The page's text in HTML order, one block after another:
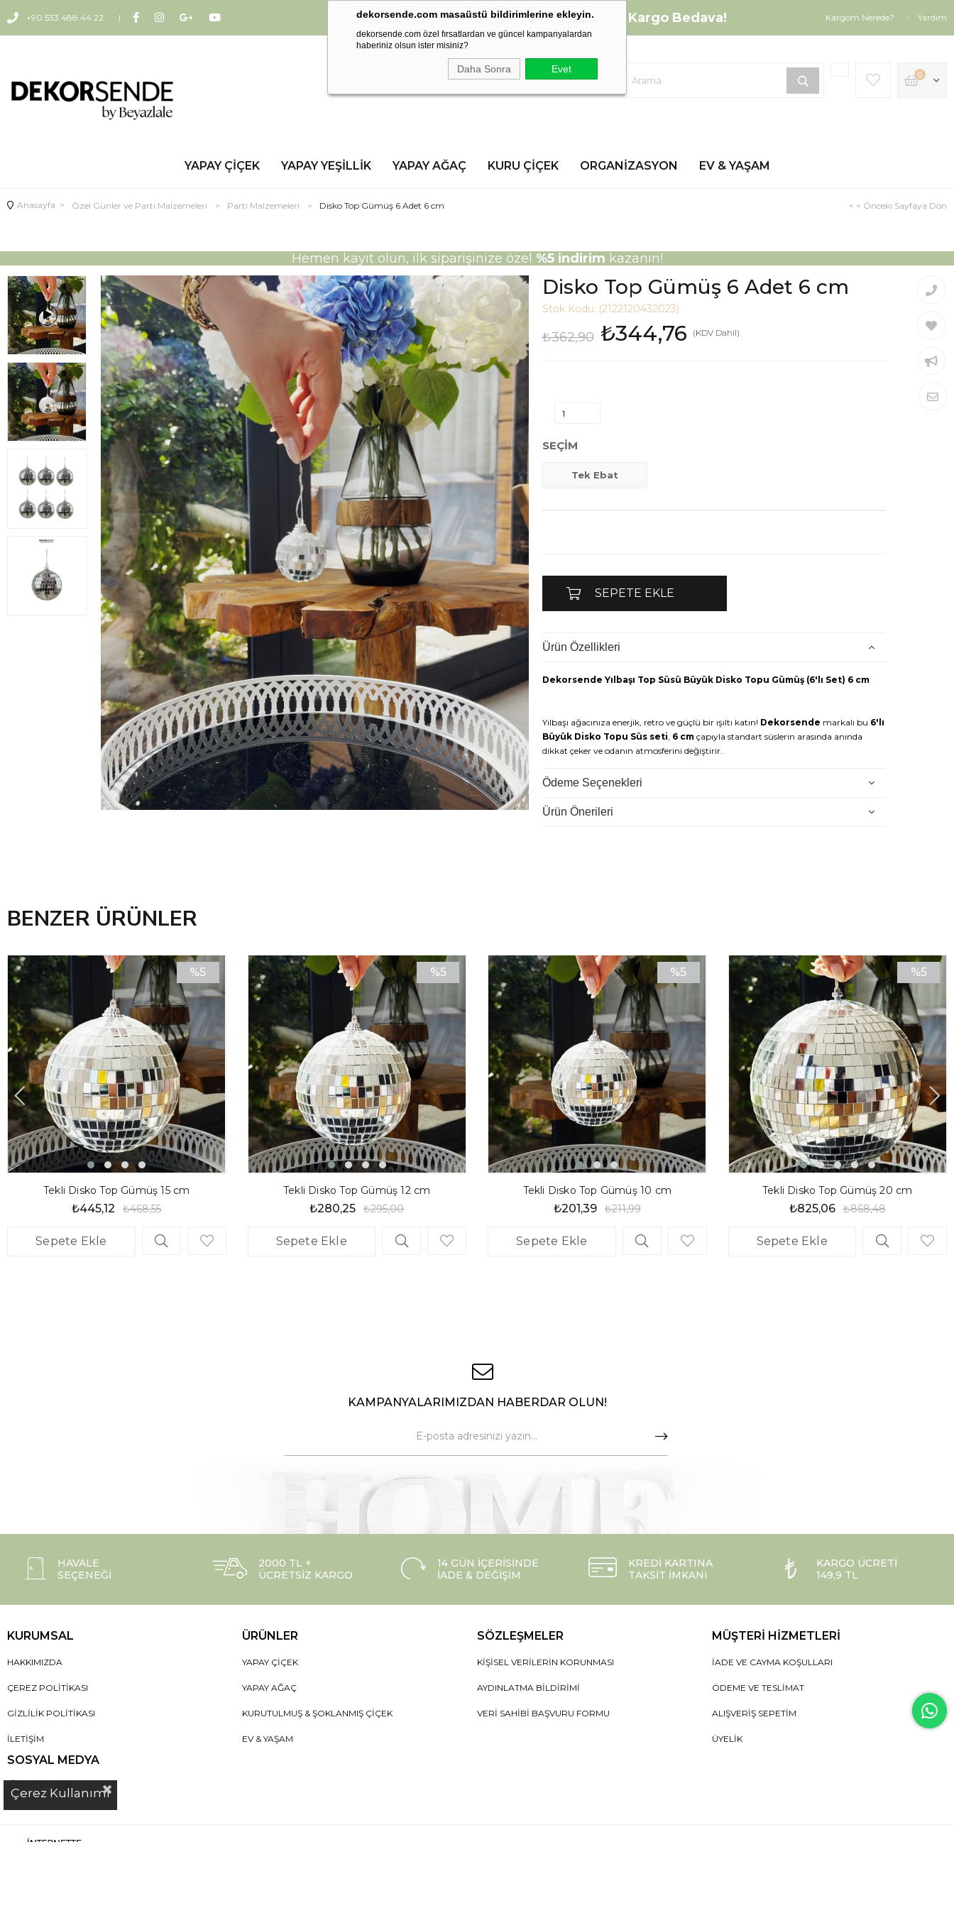
dekorsende.com masaüstü bildirimlerine ekleyin.
dekorsende.com özel fırsatlardan ve güncel kampanyalardan
haberiniz olsun ister misiniz?
Daha Sonra Evet
+90 533 488 44 22 2000 TL ve üzeri alışverişlerinizde Kargo Bedava! Yardım
Kargom Nerede?
0
YAPAY ÇIÇEK YAPAY YEŞILLIK YAPAY AĞAÇ KURU ÇIÇEK ORGANIZASYON EV & YAŞAM
Anasayfa > Özel Günler ve Parti Malzemeleri > Parti Malzemeleri > Disko Top Gümüş 6 Adet 6 cm < < Önceki Sayfaya Dön
Hemen kayıt olun, ilk siparişinize özel %5 indirim kazanın!
Disko Top Gümüş 6 Adet 6 cm
Stok Kodu: (2122120432023)
₺362,90 ₺344,76 (KDV Dahil)
SEÇIM
Tek Ebat
Ürün Özellikleri
Dekorsende Yılbaşı Top Süsü Büyük Disko Topu Gümüş (6'lı Set) 6 cm
Yılbaşı ağacınıza enerjik, retro ve güçlü bir ışıltı katın! Dekorsende markalı bu 6'lı
Büyük Disko Topu Süs seti, 6 cmçapıyla standart süslerin arasında anında
dikkat çeker ve odanın atmosferini değiştirir.
Tıpkı gerçek bir disko topu gibi, etraftaki ışıkları toplayıp yansıtarak bulunduğunuz
ve güçlü bir görsel etki kazandırır.
Ödeme Seçenekleri
Ürün Önerileri
BENZER ÜRÜNLER
Tekli Disko Top Gümüş 15 cm
₺445,12 ₺468,55
%5
İndirim
%5İndirim
Sepete Ekle
Tekli Disko Top Gümüş 12 cm
₺280,25 ₺295,00
%5
İndirim
%5İndirim
Sepete Ekle
Tekli Disko Top Gümüş 10 cm
₺201,39 ₺211,99
%5
İndirim
%5İndirim
Sepete Ekle
Tekli Disko Top Gümüş 20 cm
₺825,06 ₺868,48
%5
İndirim
Sepete Ekle
KAMPANYALARIMIZDAN HABERDAR OLUN!
HAVALE
SEÇENEĞI
2000 TL +
ÜCRETSIZ KARGO
14 GÜN İÇERISINDE
İADE & DEĞIŞIM
KREDI KARTINA
TAKSIT İMKANI
KARGO ÜCRETI
149,9 TL
KURUMSAL
HAKKIMIZDA
ÇEREZ POLITIKASI
GIZLILIK POLITIKASI
İLETIŞIM
ÜRÜNLER
YAPAY ÇIÇEK
YAPAY AĞAÇ
KURUTULMUŞ & ŞOKLANMIŞ ÇIÇEK
EV & YAŞAM
SÖZLEŞMELER
KIŞISEL VERILERIN KORUNMASI
AYDINLATMA BILDIRIMI
VERI SAHIBI BAŞVURU FORMU
MÜŞTERI HIZMETLERI
İADE VE CAYMA KOŞULLARI
ÖDEME VE TESLIMAT
ALIŞVERIŞ SEPETIM
ÜYELIK
SOSYAL MEDYA
Çerez Kullanımı